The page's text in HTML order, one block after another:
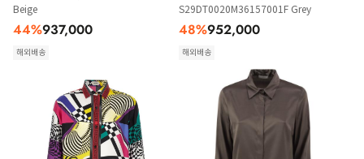
Beige
44%937,000
해외배송
S29DT0020M36157001F Grey
48%952,000
해외배송